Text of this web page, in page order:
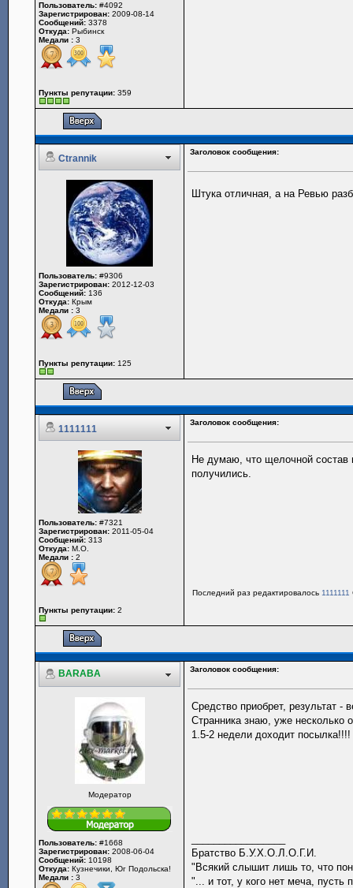
Пользователь: #4092
Зарегистрирован: 2009-08-14
Сообщений: 3378
Откуда: Рыбинск
Медали : 3
Пункты репутации: 359
Ctrannik
Заголовок сообщения:
Пользователь: #9306
Зарегистрирован: 2012-12-03
Сообщений: 136
Откуда: Крым
Медали : 3
Пункты репутации: 125
Штука отличная, а на Ревью
1111111
Заголовок сообщения:
Пользователь: #7321
Зарегистрирован: 2011-05-04
Сообщений: 313
Откуда: М.О.
Медали : 2
Пункты репутации: 2
Не думаю, что щелочной состав
получились.
Последний раз редактировалось 1111111
BARABA Заголовок сообщения:
Модератор
Пользователь: #1668
Зарегистрирован: 2008-06-04
Сообщений: 10198
Откуда: Кузнечики, Юг Подольска!
Медали : 3
Средство приобрет, результат -
Странника знаю, уже несколько
1.5-2 недели доходит
Братство Б.У.Х.О.Л.О.Г.И.
"Всякий слышит лишь то, что
"... и тот, у кого нет меча,